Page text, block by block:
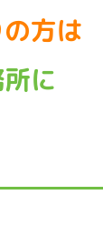
方は
に